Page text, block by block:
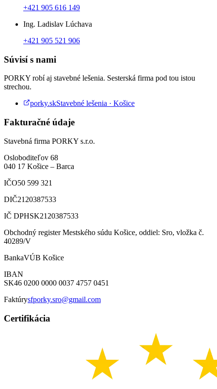
+421 905 616 149
Ing. Ladislav Lúchava
+421 905 521 906
Súvisí s nami
PORKY robí aj stavebné lešenia. Sesterská firma pod tou istou
strechou.
porky.skStavebné lešenia · Košice
Fakturačné údaje
Stavebná firma PORKY s.r.o.
Osloboditeľov 68
040 17 Košice – Barca
IČO50 599 321
DIČ2120387533
IČ DPHSK2120387533
Obchodný register Mestského súdu Košice, oddiel: Sro, vložka č.
40289/V
BankaVÚB Košice
IBAN
SK46 0200 0000 0037 4757 0451
Faktúrysfporky.sro@gmail.com
Certifikácia